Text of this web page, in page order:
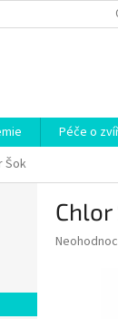
Péče o
Šok
Chlor
Průměrné